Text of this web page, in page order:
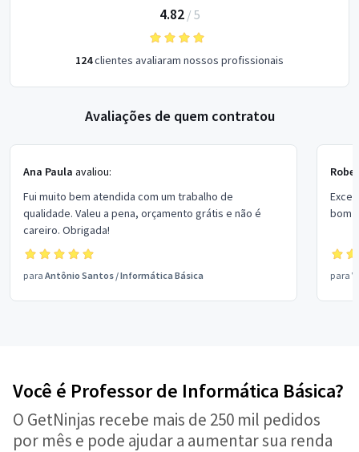
4.82/ 5
124clientes avaliaram nossos profissionais
Avaliações de quem contratou
Ana Paula avaliou:
Fui muito bem atendida com um trabalho de
qualidade. Valeu a pena, orçamento grátis e não é
careiro. Obrigada!
para Antônio Santos /Informática Básica
bom
para
Você é Professor de Informática Básica?
O GetNinjas recebe mais de 250 mil pedidos
por mês e pode ajudar a aumentar sua renda